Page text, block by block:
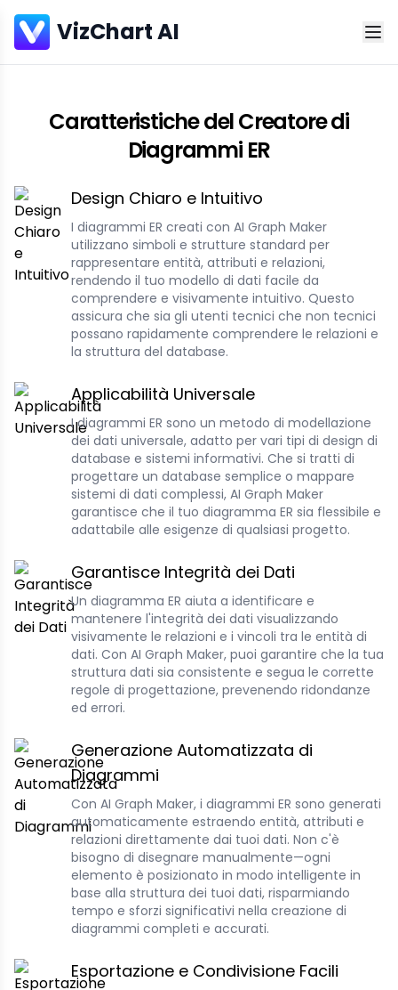
VizChart AI
Caratteristiche del Creatore di
Diagrammi ER
Design Chiaro e Intuitivo
I diagrammi ER creati con AI Graph Maker
utilizzano simboli e strutture standard per
rappresentare entità, attributi e relazioni,
rendendo il tuo modello di dati facile da
comprendere e visivamente intuitivo. Questo
assicura che sia gli utenti tecnici che non tecnici
possano rapidamente comprendere le relazioni e
la struttura del database.
Applicabilità Universale
I diagrammi ER sono un metodo di modellazione
dei dati universale, adatto per vari tipi di design di
database e sistemi informativi. Che si tratti di
progettare un database semplice o mappare
sistemi di dati complessi, AI Graph Maker
garantisce che il tuo diagramma ER sia flessibile e
adattabile alle esigenze di qualsiasi progetto.
Garantisce Integrità dei Dati
Un diagramma ER aiuta a identificare e
mantenere l'integrità dei dati visualizzando
visivamente le relazioni e i vincoli tra le entità di
dati. Con AI Graph Maker, puoi garantire che la tua
struttura dati sia consistente e segua le corrette
regole di progettazione, prevenendo ridondanze
ed errori.
Generazione Automatizzata di
Diagrammi
Con AI Graph Maker, i diagrammi ER sono generati
automaticamente estraendo entità, attributi e
relazioni direttamente dai tuoi dati. Non c'è
bisogno di disegnare manualmente—ogni
elemento è posizionato in modo intelligente in
base alla struttura dei tuoi dati, risparmiando
tempo e sforzi significativi nella creazione di
diagrammi completi e accurati.
Esportazione e Condivisione Facili